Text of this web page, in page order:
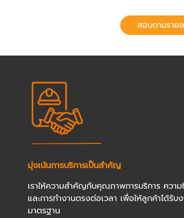
สอบถามราย
มุ่งเน้นการบริการเป็นสำคัญ
เราให้ความสำคัญกับคุณภาพการบริการ ควา
และการทำงานตรงต่อเวลา เพื่อให้ลูกค้าได้รับ
มาตรฐาน